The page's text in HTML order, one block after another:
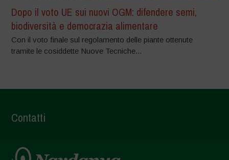
Dopo il voto UE sui nuovi OGM: difendere semi,
biodiversità e democrazia alimentare
Con il voto finale sul regolamento delle piante ottenute
tramite le cosiddette Nuove Tecniche...
Contatti